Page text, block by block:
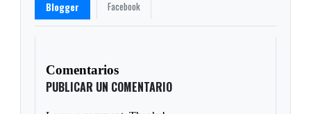
Blogger Facebook
Comentarios
PUBLICAR UN COMENTARIO